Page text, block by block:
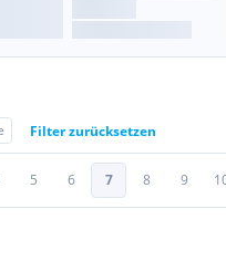
Filter zurücksetzen
5 6 7 8 9